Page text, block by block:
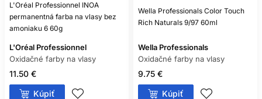
L'Oréal Professionnel INOA
permanentná farba na vlasy bez
amoniaku 6 60g
L'Oréal Professionnel
Oxidačné farby na vlasy
11.50 €
Kúpiť
Wella Professionals Color Touch
Rich Naturals 9/97 60ml
Wella Professionals
Oxidačné farby na vlasy
9.75 €
Kúpiť